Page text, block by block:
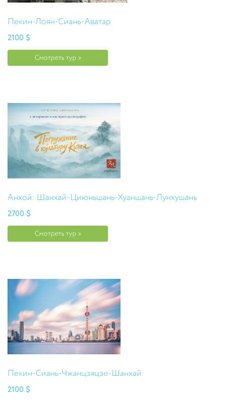
Пекин-Лоян-Сиань-Аватар
2100 $
Смотреть тур »
Анхой: Шанхай-Циюньшань-Хуаншань-Лунхушань
2700 $
Смотреть тур »
Пекин-Сиань-Чжанцзяцзе-Шанхай
2100 $